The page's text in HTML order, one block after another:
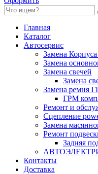
Главная
Каталог
Автосервис
Замена
Замена
Замена свечей
Замена
Замена ремня
ГРМ
Ремонт и
Сцепление
Замена
Ремонт
Задняя
Контакты
Доставка